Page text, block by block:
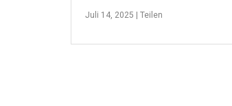
Juli 14, 2025 | Teilen